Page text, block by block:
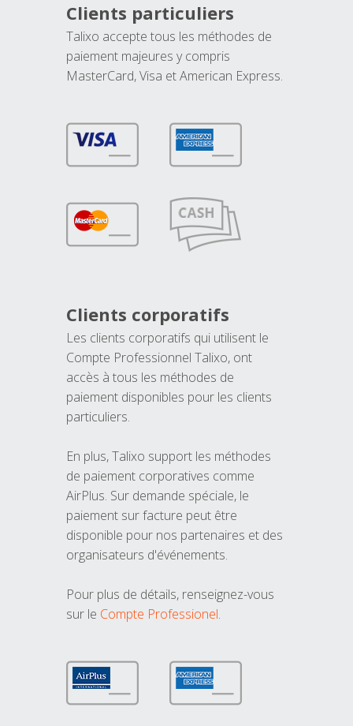
Clients particuliers
Talixo accepte tous les méthodes de
paiement majeures y compris
MasterCard, Visa et American Express.
Clients corporatifs
Les clients corporatifs qui utilisent le
Compte Professionnel Talixo, ont
accès à tous les méthodes de
paiement disponibles pour les clients
particuliers.
En plus, Talixo support les méthodes
de paiement corporatives comme
AirPlus. Sur demande spéciale, le
paiement sur facture peut être
disponible pour nos partenaires et des
organisateurs d'événements.
Pour plus de détails, renseignez-vous
sur le Compte Professionel.